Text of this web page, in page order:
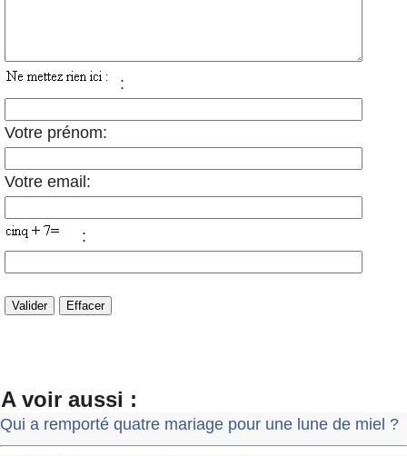
:
Votre prénom:
Votre email:
:
A voir aussi :
Qui a remporté quatre mariage pour une lune de miel ?